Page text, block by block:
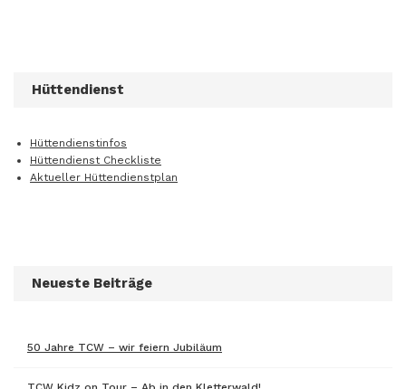
Hüttendienst
Hüttendienstinfos
Hüttendienst Checkliste
Aktueller Hüttendienstplan
Neueste Beiträge
50 Jahre TCW – wir feiern Jubiläum